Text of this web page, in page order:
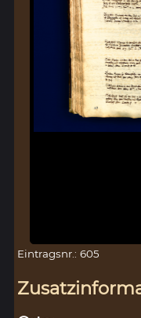
Eintragsnr.: 605